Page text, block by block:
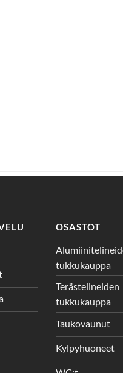
OSASTOT
tukkukauppa
Terästelineiden
tukkukauppa
Taukovaunut
Kylpyhuoneet